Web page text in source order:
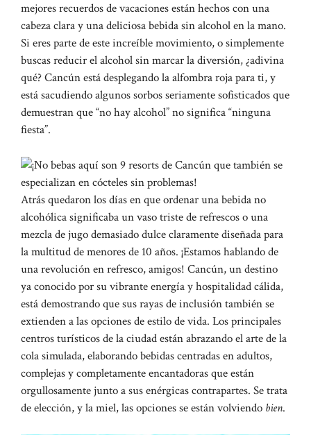
mejores recuerdos de vacaciones están hechos con una
cabeza clara y una deliciosa bebida sin alcohol en la mano.
Si eres parte de este increíble movimiento, o simplemente
buscas reducir el alcohol sin marcar la diversión, ¿adivina
qué? Cancún está desplegando la alfombra roja para ti, y
está sacudiendo algunos sorbos seriamente sofisticados que
demuestran que “no hay alcohol” no significa “ninguna
fiesta”.
Atrás quedaron los días en que ordenar una bebida no
alcohólica significaba un vaso triste de refrescos o una
mezcla de jugo demasiado dulce claramente diseñada para
la multitud de menores de 10 años. ¡Estamos hablando de
una revolución en refresco, amigos! Cancún, un destino
ya conocido por su vibrante energía y hospitalidad cálida,
está demostrando que sus rayas de inclusión también se
extienden a las opciones de estilo de vida. Los principales
centros turísticos de la ciudad están abrazando el arte de la
cola simulada, elaborando bebidas centradas en adultos,
complejas y completamente encantadoras que están
orgullosamente junto a sus enérgicas contrapartes. Se trata
de elección, y la miel, las opciones se están volviendo bien.